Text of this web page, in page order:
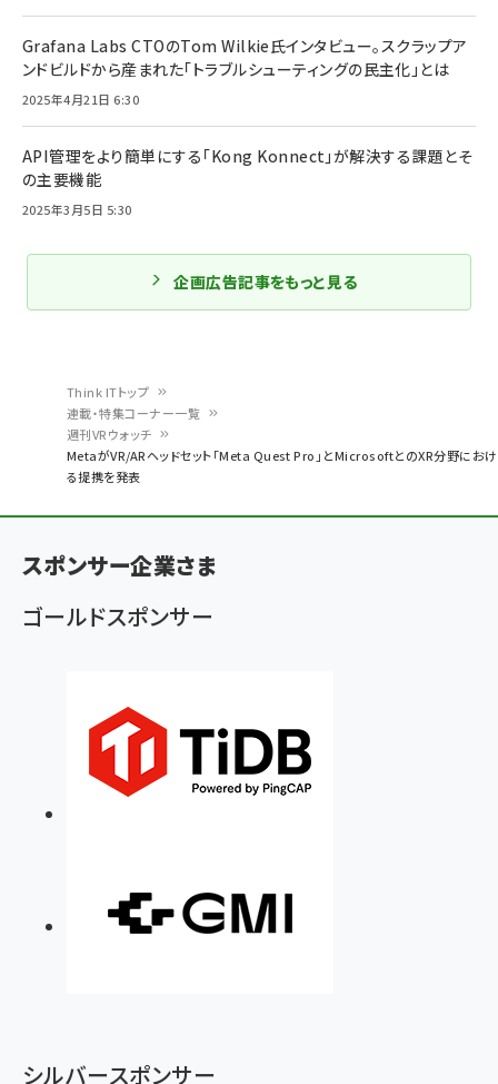
く
Think ITトップ
連載・特集コーナー一覧
週刊VRウォッチ
MetaがVR/ARヘッドセット「Meta Quest Pro」とMicrosoftとのXR分野におけ
る提携を発表
Grafana Labs CTOのTom Wilkie氏インタビュー。スクラップア
ンドビルドから産まれた「トラブルシューティングの民主化」とは
2025年4月21日 6:30
API管理をより簡単にする「Kong Konnect」が解決する課題とそ
の主要機能
2025年3月5日 5:30
企画広告記事をもっと見る
スポンサー企業さま
ゴールドスポンサー
シルバースポンサー